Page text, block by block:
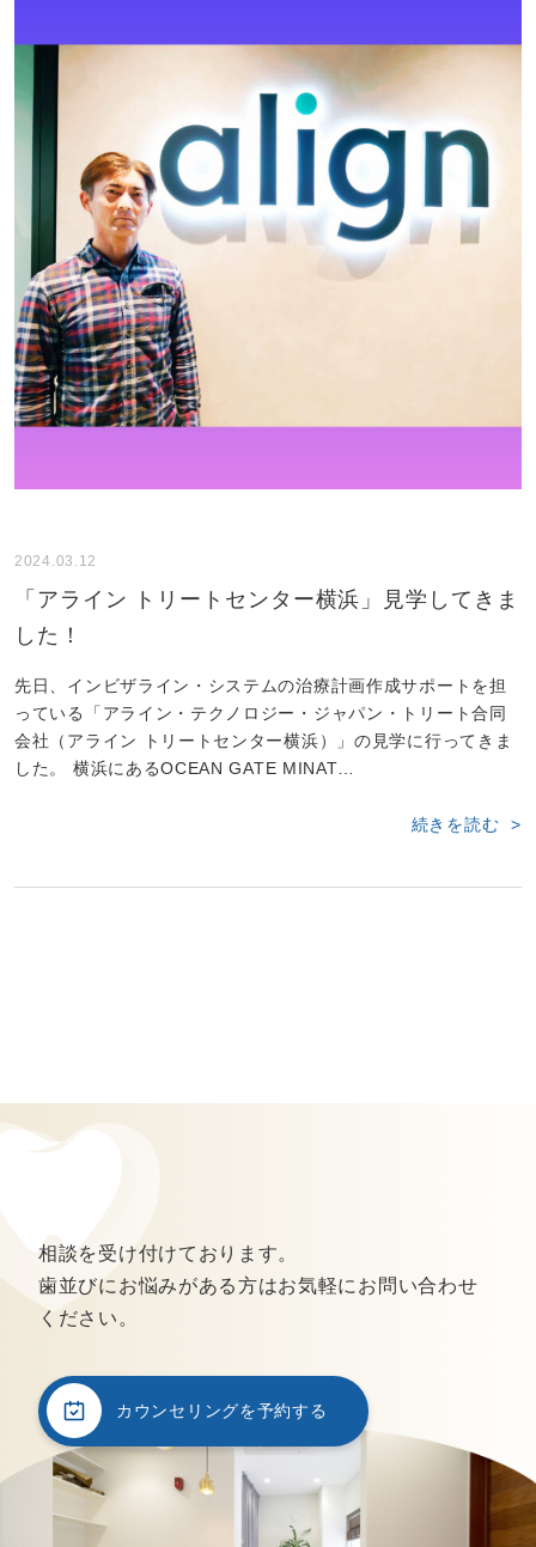
2024.03.12
「アライン トリートセンター横浜」見学してきま
した！
先日、インビザライン・システムの治療計画作成サポートを担
っている「アライン・テクノロジー・ジャパン・トリート合同
会社（アライン トリートセンター横浜）」の見学に行ってきま
した。 横浜にあるOCEAN GATE MINAT…
続きを読む
相談を受け付けております。
歯並びにお悩みがある方はお気軽にお問い合わせ
ください。
カウンセリングを予約する